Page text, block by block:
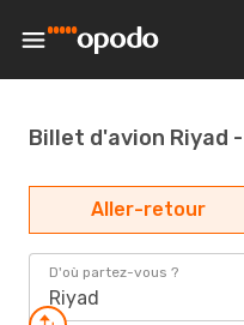
Billet d'avion Riyad
Aller-retour
D'où partez-vous ?
Riyad